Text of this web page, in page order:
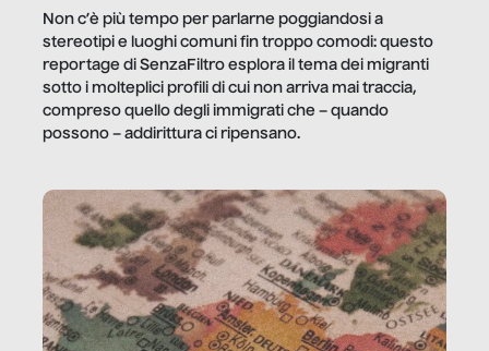
Non c’è più tempo per parlarne poggiandosi a
stereotipi e luoghi comuni fin troppo comodi: questo
reportage di SenzaFiltro esplora il tema dei migranti
sotto i molteplici profili di cui non arriva mai traccia,
compreso quello degli immigrati che – quando
possono – addirittura ci ripensano.